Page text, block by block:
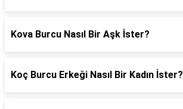
Kova Burcu Nasıl Bir Aşk İster?
Koç Burcu Erkeği Nasıl Bir Kadın İster?